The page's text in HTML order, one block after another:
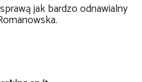
jak bardzo odnawialny